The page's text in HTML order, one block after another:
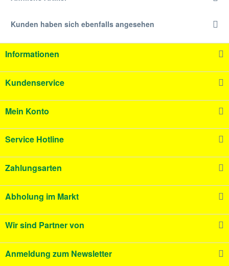
Kunden haben sich ebenfalls angesehen
Informationen
Kundenservice
Mein Konto
Service Hotline
Zahlungsarten
Abholung im Markt
Wir sind Partner von
Anmeldung zum Newsletter